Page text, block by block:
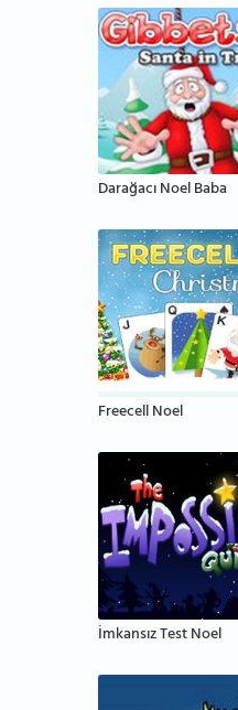
Darağacı Noel Baba
Freecell Noel
İmkansız Test Noel